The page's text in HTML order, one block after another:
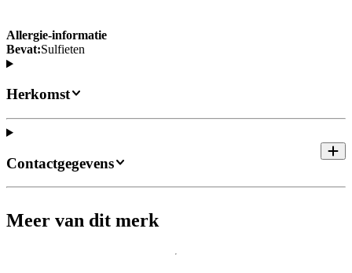
Allergie-informatie
Bevat:Sulfieten
Herkomst
Contactgegevens
Meer van dit merk